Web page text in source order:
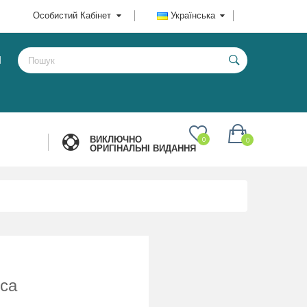
Українська
Особистий Кабінет
ВИКЛЮЧНО
ОРИГІНАЛЬНІ ВИДАННЯ
0
0